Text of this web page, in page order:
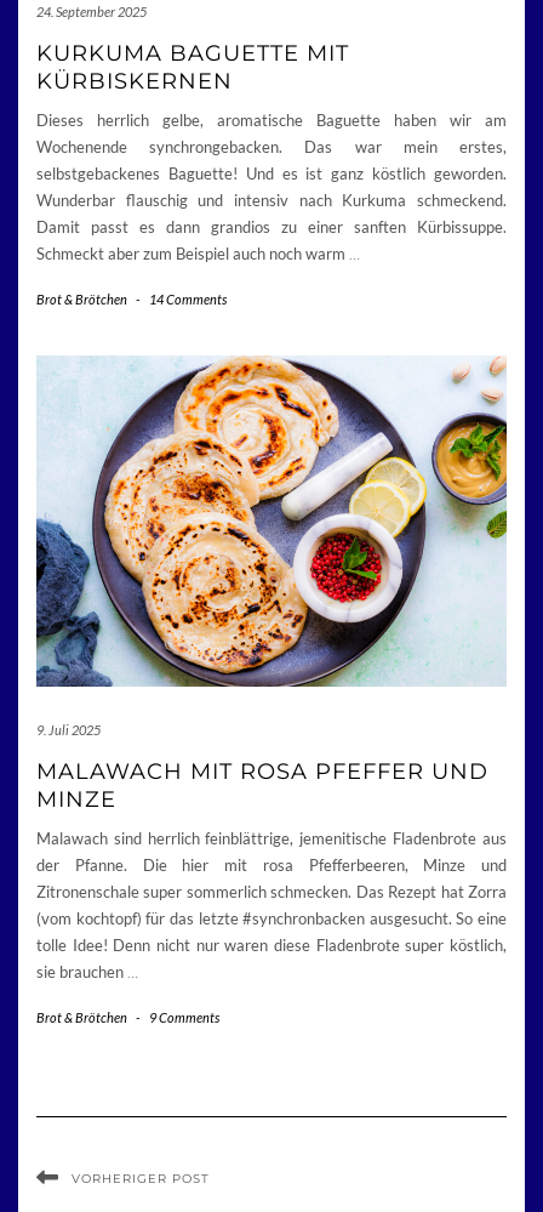
24. September 2025
KURKUMA BAGUETTE MIT
KÜRBISKERNEN
Dieses herrlich gelbe, aromatische Baguette haben wir am
Wochenende synchrongebacken. Das war mein erstes,
selbstgebackenes Baguette! Und es ist ganz köstlich geworden.
Wunderbar flauschig und intensiv nach Kurkuma schmeckend.
Damit passt es dann grandios zu einer sanften Kürbissuppe.
Schmeckt aber zum Beispiel auch noch warm
Brot & Brötchen - 14 Comments
9. Juli 2025
MALAWACH MIT ROSA PFEFFER UND
MINZE
Malawach sind herrlich feinblättrige, jemenitische Fladenbrote aus
der Pfanne. Die hier mit rosa Pfefferbeeren, Minze und
Zitronenschale super sommerlich schmecken. Das Rezept hat Zorra
(vom kochtopf) für das letzte #synchronbacken ausgesucht. So eine
tolle Idee! Denn nicht nur waren diese Fladenbrote super köstlich,
sie brauchen…
Brot & Brötchen - 9 Comments
VORHERIGER POST